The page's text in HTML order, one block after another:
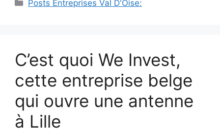
Posts Entreprises Val D'Oise:
C’est quoi We Invest,
cette entreprise belge
qui ouvre une antenne
à Lille